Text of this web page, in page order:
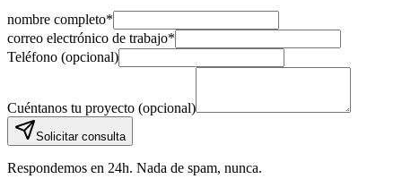
nombre completo*
correo electrónico de trabajo*
Teléfono (opcional)
Cuéntanos tu proyecto (opcional)
Solicitar consulta
Respondemos en 24h. Nada de spam, nunca.